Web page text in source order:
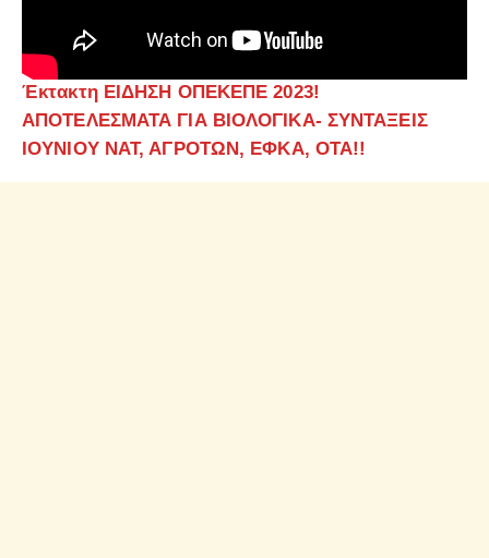
Έκτακτη ΕΙΔΗΣΗ ΟΠΕΚΕΠΕ 2023!
ΑΠΟΤΕΛΕΣΜΑΤΑ ΓΙΑ ΒΙΟΛΟΓΙΚΑ- ΣΥΝΤΑΞΕΙΣ
ΙΟΥΝΙΟΥ ΝΑΤ, ΑΓΡΟΤΩΝ, ΕΦΚΑ, ΟΤΑ!!